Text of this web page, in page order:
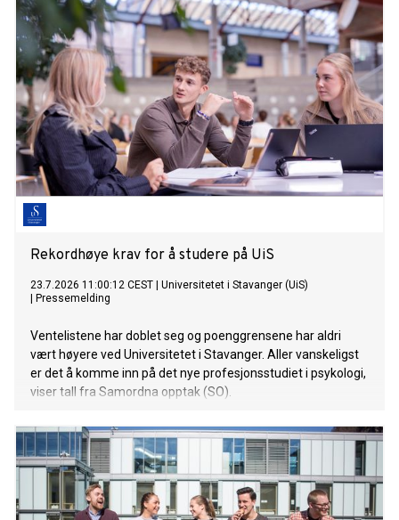
Rekordhøye krav for å studere på UiS
23.7.2026 11:00:12 CEST
Universitetet i Stavanger (UiS)
Pressemelding
Ventelistene har doblet seg og poenggrensene har aldri
vært høyere ved Universitetet i Stavanger. Aller vanskeligst
er det å komme inn på det nye profesjonsstudiet i psykologi,
viser tall fra Samordna opptak (SO).